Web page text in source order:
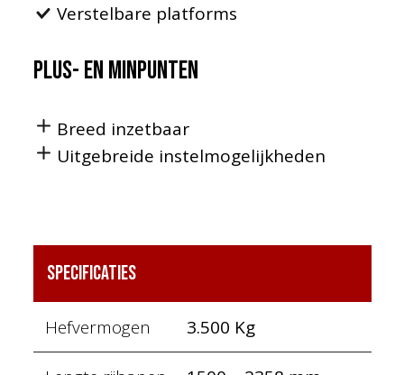
Verstelbare platforms
Plus- en minpunten
Breed inzetbaar
Uitgebreide instelmogelijkheden
Specificaties
Hefvermogen 3.500 Kg